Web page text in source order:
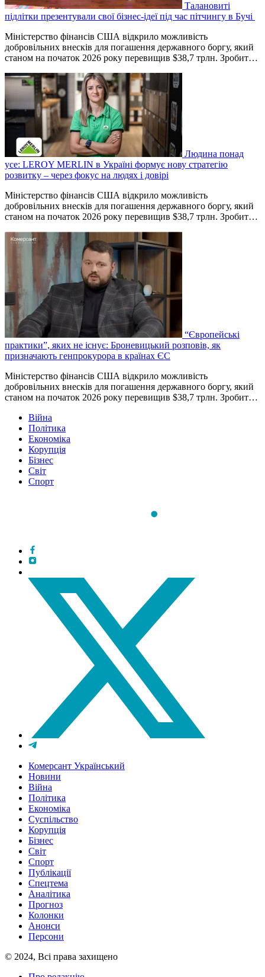
Талановиті
підлітки презентували свої бізнес-ідеї під час пітчингу в Бучі
Міністерство фінансів США відкрило можливість
добровільних внесків для погашення державного боргу, який
станом на початок 2026 року перевищив $38,7 трлн. Зробит…
Людина понад
усе: LEROY MERLIN в Україні формує нову стратегію
розвитку – через фокус на людях і довірі
Міністерство фінансів США відкрило можливість
добровільних внесків для погашення державного боргу, який
станом на початок 2026 року перевищив $38,7 трлн. Зробит…
“Європейські
практики”, яких не існує: Броневицький розповів, як
призначають генпрокурора в країнах ЄС
Міністерство фінансів США відкрило можливість
добровільних внесків для погашення державного боргу, який
станом на початок 2026 року перевищив $38,7 трлн. Зробит…
Війна
Політика
Економіка
Корупція
Бізнес
Світ
Спорт
Комерсант Український
Новини
Війна
Політика
Економіка
Суспільство
Корупція
Бізнес
Світ
Спорт
Публікації
Спецтема
Аналітика
Прогноз
Колонки
Анонси
Персони
© 2024, Всі права захищено